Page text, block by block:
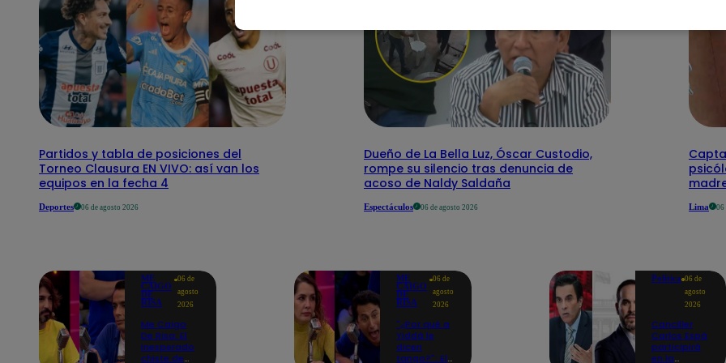
Partidos y tabla de posiciones del
Torneo Clausura EN VIVO: así van los
equipos en la fecha 4
Deportes 06 de agosto 2026
Dueño de La Bella Luz, Óscar Custodio,
rompe su silencio tras denuncia de
acoso de Naldy Saldaña
Espectáculos 06 de agosto 2026 Lima 06
ME
CAIGO
DE
RISA
06 de
agosto
2026
Me Caigo
De Risa: El
inesperado
chiste de
ME
CAIGO
DE
RISA
06 de
agosto
2026
"¿Por qué a
Yiddá le
dicen
tango?": El
Política 06 de
agosto
2026
Canciller
Carlos Espá
participirá
en la